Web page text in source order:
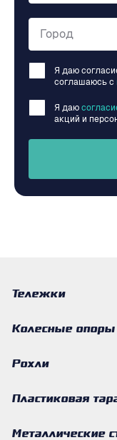
Город
Я даю
соглашаюсь c
Я даю
акций и
Тележки
Колесные опоры
Рохли
Пластиковая
Металлические